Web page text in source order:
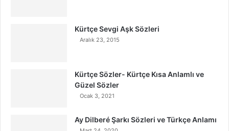
Kürtçe Sevgi Aşk Sözleri
Aralık 23, 2015
Kürtçe Sözler- Kürtçe Kısa Anlamlı ve
Güzel Sözler
Ocak 3, 2021
Ay Dilberé Şarkı Sözleri ve Türkçe Anlamı